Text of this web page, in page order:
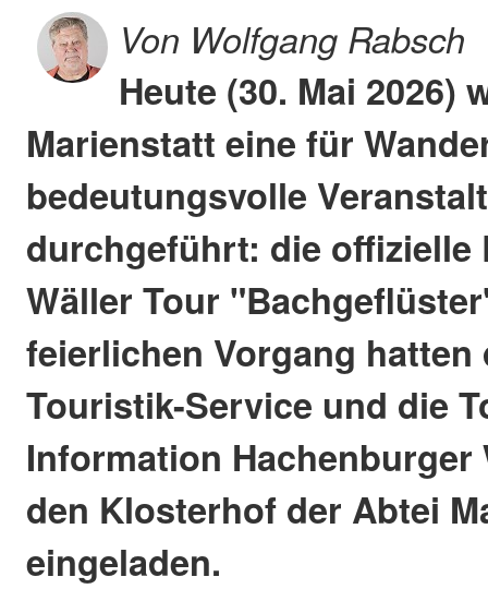
Von Wolfgang Rabsch
Heute (30. Mai 2026)
Marienstatt eine für
bedeutungsvolle
durchgeführt: die offizielle
Wäller Tour
feierlichen Vorgang hatten
Touristik-Service und die
Information Hachenburger
den Klosterhof der Abtei
eingeladen.